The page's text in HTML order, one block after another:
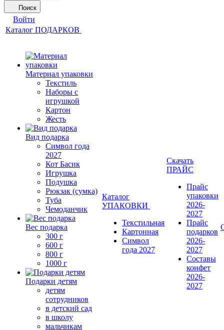
Поиск
Войти
Каталог ПОДАРКОВ
Материал упаковки
Текстиль
Наборы с
игрушкой
Картон
Жесть
Вид подарка
Символ года
2027
Кот Басик
Игрушка
Подушка
Рюкзак (сумка)
Туба
Чемоданчик
Вес подарка
300 г
600 г
800 г
1000 г
Подарки детям
детям
сотрудников
в детский сад
в школу
мальчикам
Каталог
УПАКОВКИ
Текстильная
Картонная
Символ
года 2027
Скачать
ПРАЙС
Прайс
упаковки
2026-
2027
Прайс
подарков
2026-
2027
Составы
конфет
2026-
2027